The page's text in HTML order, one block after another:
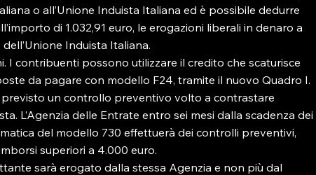
o all’Unione Induista Italiana ed è possibile dedurre
di 1.032,91 euro, le erogazioni liberali in denaro a
Induista Italiana.
I contribuenti possono utilizzare il credito che scaturisce
da pagare con modello F24, tramite il nuovo Quadro I.
previsto un controllo preventivo volto a contrastare
L’Agenzia delle Entrate entro sei mesi dalla scadenza dei
del modello 730 effettuerà dei controlli preventivi,
superiori a 4.000 euro.
sarà erogato dalla stessa Agenzia e non più dal